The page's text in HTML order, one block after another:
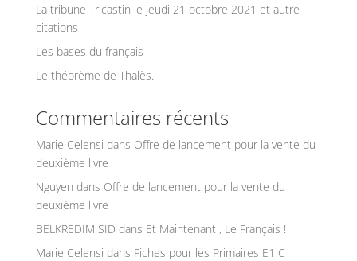
La tribune Tricastin le jeudi 21 octobre 2021 et autre
citations
Les bases du français
Le théorème de Thalès.
Commentaires récents
Marie Celensi dans Offre de lancement pour la vente du
deuxième livre
Nguyen dans Offre de lancement pour la vente du
deuxième livre
BELKREDIM SID dans Et Maintenant , Le Français !
Marie Celensi dans Fiches pour les Primaires E1 C